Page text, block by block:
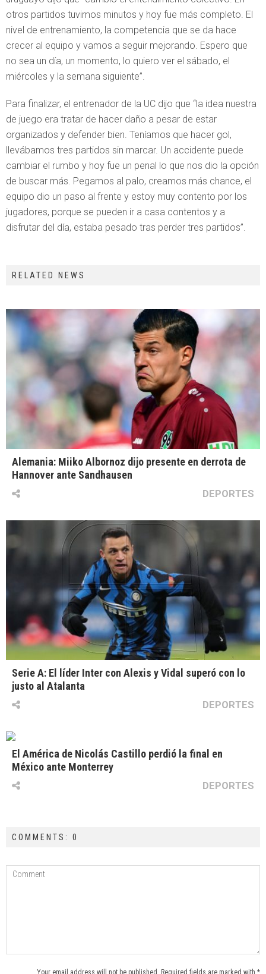
otros partidos tuvimos minutos y hoy fue más completo. El
nivel de entrenamiento, la competencia que se da hace
crecer al equipo y vamos a seguir mejorando. Espero que
no sea un día, un momento, lo quiero ver el sábado, el
miércoles y la semana siguiente”.
Para finalizar, el entrenador de la UC dijo que “la idea nuestra
de juego era tratar de hacer daño a pesar de estar
organizados y defender bien. Teníamos que hacer gol,
llevábamos tres partidos sin marcar. Un accidente puede
cambiar el rumbo y hoy fue un penal lo que nos dio la opción
de buscar más. Pegamos al palo, creamos más chance, el
equipo dio un paso al frente y estoy muy contento por los
jugadores, porque se pueden ir a casa contentos y a
disfrutar del día, estaba pesado tras perder tres partidos”.
RELATED NEWS
Alemania: Miiko Albornoz dijo presente en derrota de
Hannover ante Sandhausen
DEPORTES
Serie A: El líder Inter con Alexis y Vidal superó con lo
justo al Atalanta
DEPORTES
El América de Nicolás Castillo perdió la final en
México ante Monterrey
DEPORTES
COMMENTS: 0